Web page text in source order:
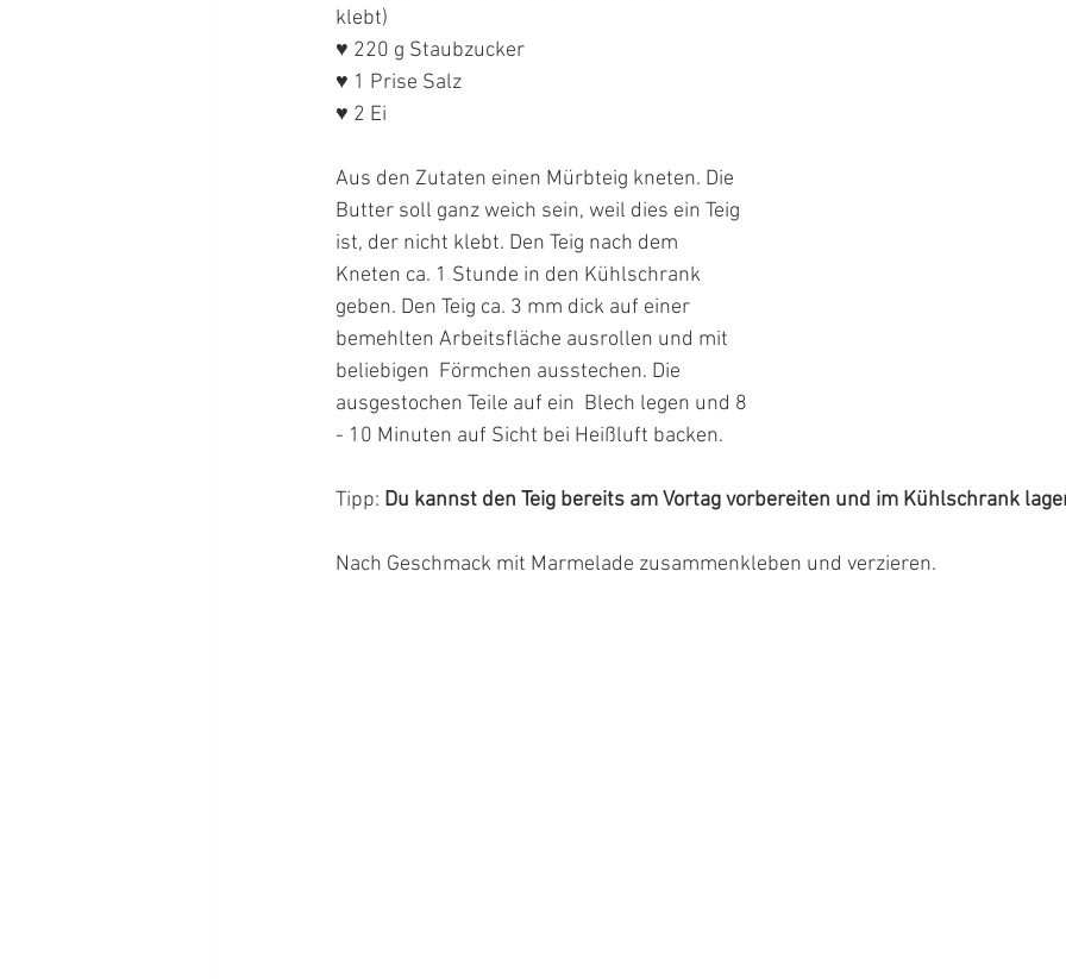
klebt)
♥ 220 g Staubzucker
♥ 1 Prise Salz
♥ 2 Ei
Aus den Zutaten einen Mürbteig kneten. Die
Butter soll ganz weich sein, weil dies ein Teig
ist, der nicht klebt. Den Teig nach dem
Kneten ca. 1 Stunde in den Kühlschrank
geben. Den Teig ca. 3 mm dick auf einer
bemehlten Arbeitsfläche ausrollen und mit
beliebigen  Förmchen ausstechen. Die
ausgestochen Teile auf ein  Blech legen und 8
- 10 Minuten auf Sicht bei Heißluft backen.
Tipp: Du kannst den Teig bereits am Vortag vorbereiten und im Kühlschrank
Nach Geschmack mit Marmelade zusammenkleben und verzieren.